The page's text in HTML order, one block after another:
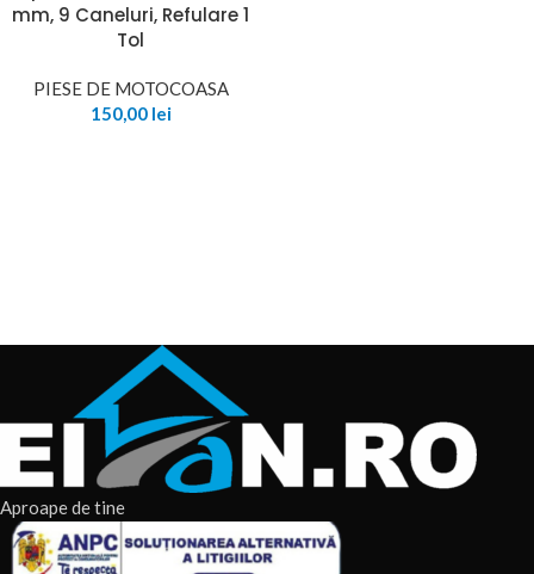
mm, 9 Caneluri, Refulare 1
Tol
PIESE DE MOTOCOASA
150,00 lei
Aproape de tine